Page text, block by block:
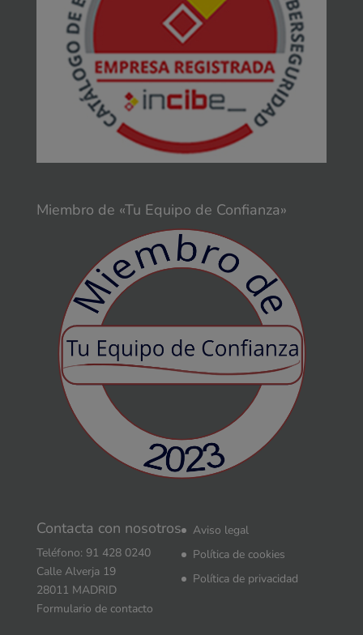
Miembro de «Tu Equipo de Confianza»
Contacta con nosotros
Teléfono: 91 428 0240
Calle Alverja 19
28011 MADRID
Formulario de contacto
Aviso legal
Política de cookies
Política de privacidad